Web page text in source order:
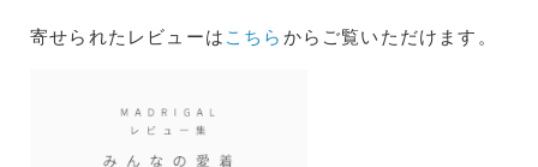
寄せられたレビューは こちら からご覧いただけます。